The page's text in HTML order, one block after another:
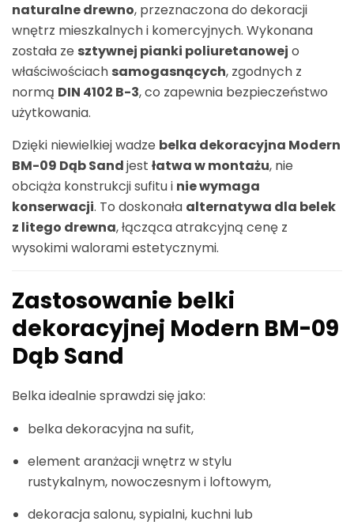
naturalne drewno, przeznaczona do dekoracji
wnętrz mieszkalnych i komercyjnych. Wykonana
została ze sztywnej pianki poliuretanowej o
właściwościach samogasnących, zgodnych z
normą DIN 4102 B-3, co zapewnia bezpieczeństwo
użytkowania.
Dzięki niewielkiej wadze belka dekoracyjna Modern
BM-09 Dąb Sandjest łatwa w montażu, nie
obciąża konstrukcji sufitu i nie wymaga
konserwacji. To doskonała alternatywa dla belek
z litego drewna, łącząca atrakcyjną cenę z
wysokimi walorami estetycznymi.
Zastosowanie belki
dekoracyjnej Modern BM-09
Dąb Sand
Belka idealnie sprawdzi się jako:
belka dekoracyjna na sufit,
element aranżacji wnętrz w stylu
rustykalnym, nowoczesnym i loftowym,
dekoracja salonu, sypialni, kuchni lub